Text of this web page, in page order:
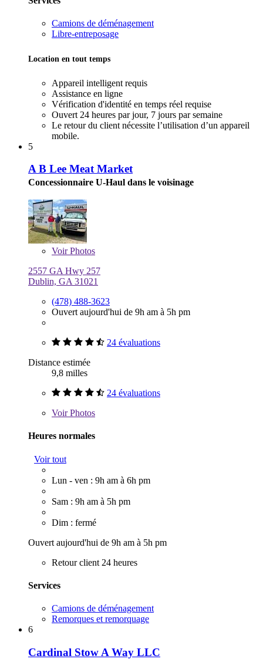
Camions de déménagement
Libre-entreposage
Location en tout temps
Appareil intelligent requis
Assistance en ligne
Vérification d'identité en temps réel requise
Ouvert 24 heures par jour, 7 jours par semaine
Le retour du client nécessite l’utilisation d’un appareil
mobile.
5
A B Lee Meat Market
Concessionnaire U-Haul dans le voisinage
VoirPhotos
2557 GA Hwy 257
Dublin, GA 31021
(478) 488-3623
Ouvert aujourd'hui de 9h am à 5h pm
24 évaluations
Distance estimée
9,8 milles
24 évaluations
VoirPhotos
Heures normales
Voir tout
Lun - ven : 9h am à 6h pm
Sam : 9h am à 5h pm
Dim : fermé
Ouvert aujourd'hui de 9h am à 5h pm
Retour client 24 heures
Services
Camions de déménagement
Remorques et remorquage
6
Cardinal Stow A Way LLC